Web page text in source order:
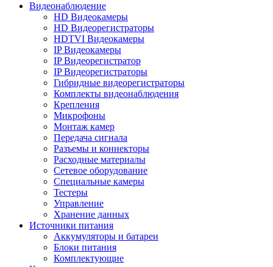
Видеонаблюдение
HD Видеокамеры
HD Видеорегистраторы
HDTVI Видеокамеры
IP Видеокамеры
IP Видеорегистратор
IP Видеорегистраторы
Гибридные видеорегистраторы
Комплекты видеонаблюдения
Крепления
Микрофоны
Монтаж камер
Передача сигнала
Разъемы и коннекторы
Расходные материалы
Сетевое оборудование
Специальные камеры
Тестеры
Управление
Хранение данных
Источники питания
Аккумуляторы и батареи
Блоки питания
Комплектующие